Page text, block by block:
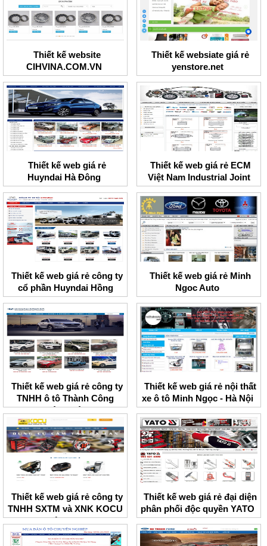
Thiết kế website
CIHVINA.COM.VN
Thiết kế websiate giá rẻ
yenstore.net
Thiết kế web giá rẻ
Huyndai Hà Đông
Thiết kế web giá rẻ ECM
Việt Nam Industrial Joint
Stock Company
Thiết kế web giá rẻ công ty
cổ phần Huyndai Hồng
Long
Thiết kế web giá rẻ Minh
Ngoc Auto
Thiết kế web giá rẻ công ty
TNHH ô tô Thành Công
Đông Đô
Thiết kế web giá rẻ nội thất
xe ô tô Minh Ngọc - Hà Nội
Thiết kế web giá rẻ công ty
TNHH SXTM và XNK KOCU
Việt Nam
Thiết kế web giá rẻ đại diện
phân phối độc quyền YATO